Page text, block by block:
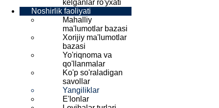
kelganlar ro'yxati
Noshirlik faoliyati
Mahalliy
ma'lumotlar bazasi
Xorijiy ma'lumotlar
bazasi
Yo'riqnoma va
qo'llanmalar
Ko'p so'raladigan
savollar
Yangiliklar
E'lonlar